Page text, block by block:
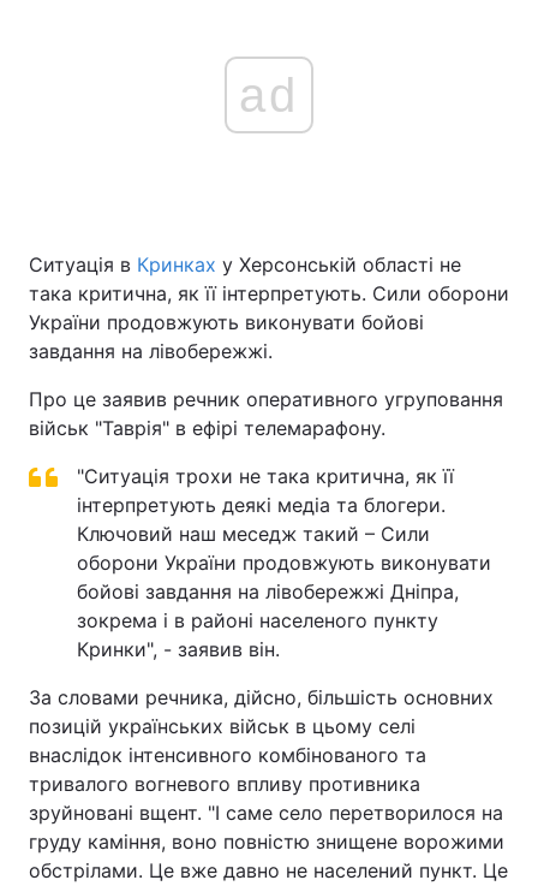
ad
Ситуація в Кринках у Херсонській області не
така критична, як її інтерпретують. Сили оборони
України продовжують виконувати бойові
завдання на лівобережжі.
Про це заявив речник оперативного угруповання
військ "Таврія" в ефірі телемарафону.
"Ситуація трохи не така критична, як її
інтерпретують деякі медіа та блогери.
Ключовий наш меседж такий – Сили
оборони України продовжують виконувати
бойові завдання на лівобережжі Дніпра,
зокрема і в районі населеного пункту
Кринки", - заявив він.
За словами речника, дійсно, більшість основних
позицій українських військ в цьому селі
внаслідок інтенсивного комбінованого та
тривалого вогневого впливу противника
зруйновані вщент. "І саме село перетворилося на
груду каміння, воно повністю знищене ворожими
обстрілами. Це вже давно не населений пункт. Це